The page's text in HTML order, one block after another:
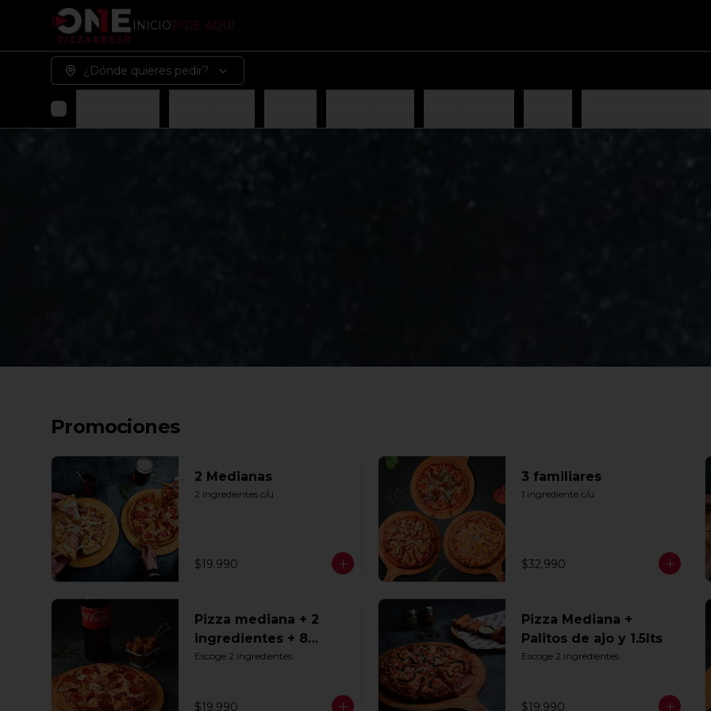
INICIOPIDE AQUÍ
¿Dónde quieres pedir?
Promociones
2 Medianas
2 ingredientes c/u
$19.990
3 familiares
1 ingrediente c/u
$32.990
Pizza mediana + 2
ingredientes + 8
Tequeños + Bebida
Escoge 2 ingredientes.
$19.990
Pizza Mediana +
Palitos de ajo y 1.5lts
Escoge 2 ingredientes.
$19.990